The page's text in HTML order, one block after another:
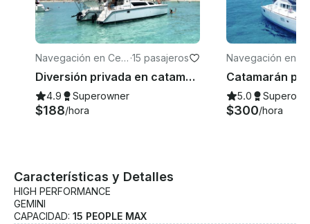
Navegación en Cent
ro - Supmza. 001
·15 pasajeros
Diversión privada en catamarán desde Isla Mujeres | Bar abierto y esnórquel
4.9 Superowner
$188/hora
Navegación en
cún
5.0
$300/hora
Características y Detalles
HIGH PERFORMANCE
GEMINI
CAPACIDAD: 15 PEOPLE MAX